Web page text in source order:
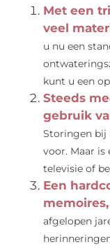
Met een
veel
u nu een
kunt u een
Steeds
gebruik
Storingen bij
voor. Maar is
televisie of
Een
afgelopen